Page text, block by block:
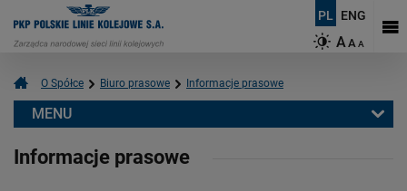
PL ENG
AAA
O Spółce Biuro prasowe Informacje prasowe
Informacje prasowe
MENU